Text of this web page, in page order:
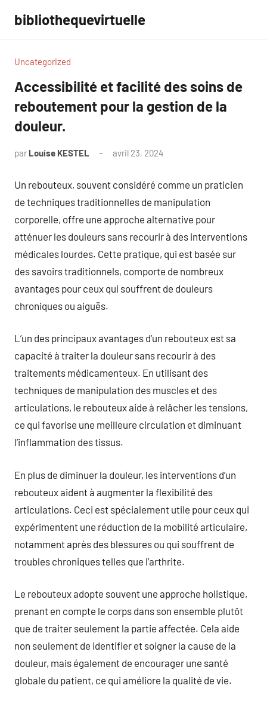
contenu
bibliothequevirtuelle
Uncategorized
Accessibilité et facilité des soins de
reboutement pour la gestion de la
douleur.
par Louise KESTEL avril 23, 2024
Un rebouteux, souvent considéré comme un praticien
de techniques traditionnelles de manipulation
corporelle, offre une approche alternative pour
atténuer les douleurs sans recourir à des interventions
médicales lourdes. Cette pratique, qui est basée sur
des savoirs traditionnels, comporte de nombreux
avantages pour ceux qui souffrent de douleurs
chroniques ou aiguës.
L’un des principaux avantages d’un rebouteux est sa
capacité à traiter la douleur sans recourir à des
traitements médicamenteux. En utilisant des
techniques de manipulation des muscles et des
articulations, le rebouteux aide à relâcher les tensions,
ce qui favorise une meilleure circulation et diminuant
l’inflammation des tissus.
En plus de diminuer la douleur, les interventions d’un
rebouteux aident à augmenter la flexibilité des
articulations. Ceci est spécialement utile pour ceux qui
expérimentent une réduction de la mobilité articulaire,
notamment après des blessures ou qui souffrent de
troubles chroniques telles que l’arthrite.
Le rebouteux adopte souvent une approche holistique,
prenant en compte le corps dans son ensemble plutôt
que de traiter seulement la partie affectée. Cela aide
non seulement de identifier et soigner la cause de la
douleur, mais également de encourager une santé
globale du patient, ce qui améliore la qualité de vie.